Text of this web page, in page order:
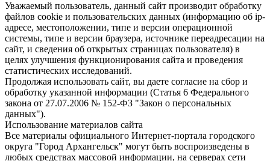
Уважаемый пользователь, данный сайт производит обработку
файлов cookie и пользовательских данных (информацию об ip-
адресе, местоположении, типе и версии операционной
системы, типе и версии браузера, источнике переадресации на
сайт, и сведения об открытых страницах пользователя) в
целях улучшения функционирования сайта и проведения
статистических исследований.
Продолжая использовать сайт, вы даете согласие на сбор и
обработку указанной информации (Статья 6 Федерального
закона от 27.07.2006 № 152-ФЗ "Закон о персональных
данных").
Использование материалов сайта
Все материалы официального Интернет-портала городского
округа "Город Архангельск" могут быть воспроизведены в
любых средствах массовой информации, на серверах сети